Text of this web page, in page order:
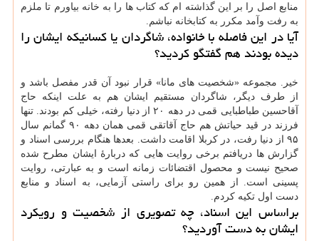
منابع اصل را بر این گذاشته ام که کتاب ها را به خانه بیاورم تا ملزم
به رفت وآمد مکرر به کتابخانه نباشم.
آیا در این فاصله با خانواده، شاگردان یا کسانیکه ایشان را
دیده بودند هم گفتگو کردید؟
خیر. مجموعه «شخصیت های مانا» قرار نبود آن قدر مفصل باشد و
از طرف دیگر، شاگردان مستقیم ایشان هم به علت اینکه حاج
آقاحسین طباطبایی قمی در دهه ۲۰ از دنیا رفته، خیلی کم بودند. تنها
فرزند در قید حیاتش هم حاج آقاتقی قمی همان دهه ۹۰ گمانم سال
۹۵ از دنیا رفت، در کربلا اقامت داشت. بعدها هنگام بررسی اسناد و
گزارش ها دریافتم برخی روایت هایی که دربارهٔ ایشان مطرح شده
صحیح نیست و محصول اقتضائات زمانه است و به عبارتی، روایت
پسینی است. از همین رو برای راستی آزمایی، به اسناد و منابع
دست اول تکیه کردم.
براساس این اسناد، چه تصویری از شخصیت و رویکرد
ایشان به دست آوردید؟